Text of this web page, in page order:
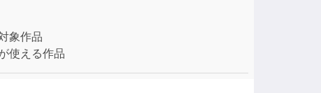
象作品
使える作品